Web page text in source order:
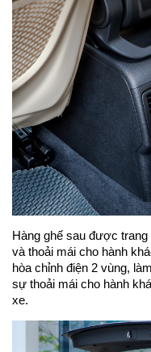
Hàng ghế sau được
và thoải mái cho hành
hòa chỉnh điện 2 vùng,
sự thoải mái cho hành
xe.